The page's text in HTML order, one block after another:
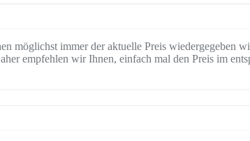
möglichst immer der aktuelle Preis wiedergegeben
empfehlen wir Ihnen, einfach mal den Preis im